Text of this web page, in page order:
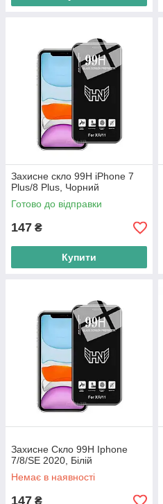
Захисне скло 99H iPhone 7
Plus/8 Plus, Чорний
Готово до відправки
147 ₴
Купити
Захисне Скло 99H Iphone
7/8/SE 2020, Білій
Немає в наявності
147 ₴